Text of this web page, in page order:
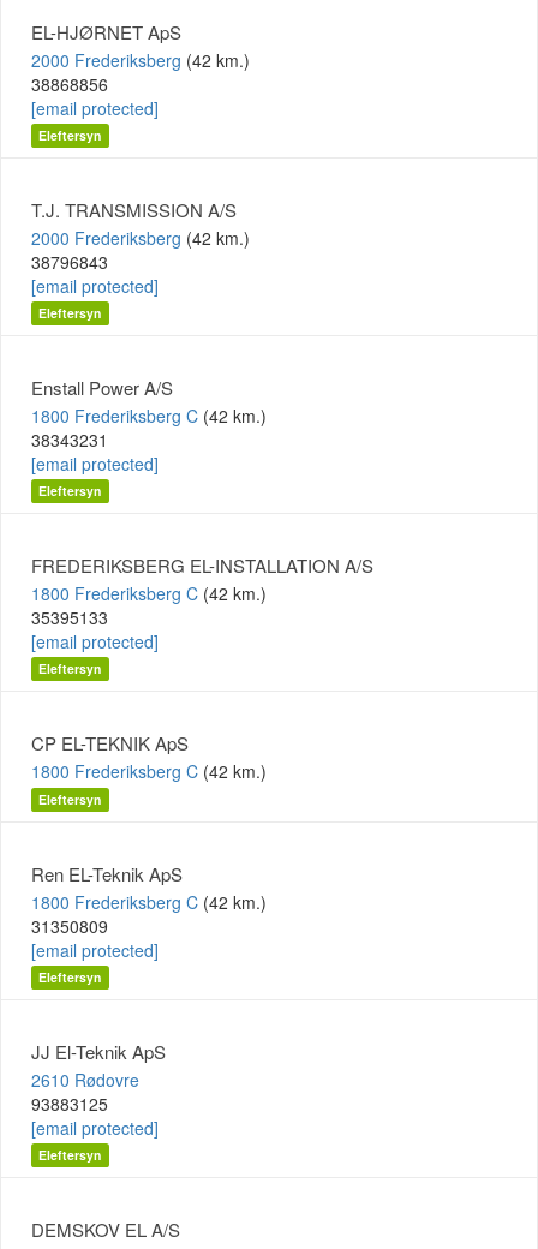
EL-HJØRNET ApS
2000 Frederiksberg (42 km.)
38868856
[email protected]
Eleftersyn
T.J. TRANSMISSION A/S
2000 Frederiksberg (42 km.)
38796843
[email protected]
Eleftersyn
Enstall Power A/S
1800 Frederiksberg C (42 km.)
38343231
[email protected]
Eleftersyn
FREDERIKSBERG EL-INSTALLATION A/S
1800 Frederiksberg C (42 km.)
35395133
[email protected]
Eleftersyn
CP EL-TEKNIK ApS
1800 Frederiksberg C (42 km.)
Eleftersyn
Ren EL-Teknik ApS
1800 Frederiksberg C (42 km.)
31350809
[email protected]
Eleftersyn
JJ El-Teknik ApS
2610 Rødovre
93883125
[email protected]
Eleftersyn
DEMSKOV EL A/S